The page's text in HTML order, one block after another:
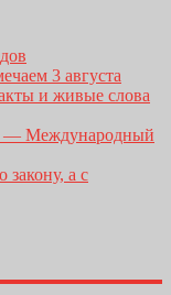
3 августа
и живые слова
— Международный
а с